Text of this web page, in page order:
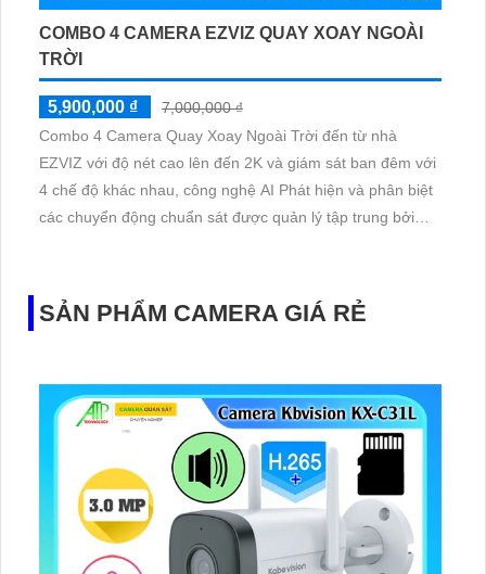
COMBO 4 CAMERA EZVIZ QUAY XOAY NGOÀI
TRỜI
5,900,000 ₫
7,000,000 ₫
Combo 4 Camera Quay Xoay Ngoài Trời đến từ nhà
EZVIZ với độ nét cao lên đến 2K và giám sát ban đêm với
4 chế độ khác nhau, công nghệ AI Phát hiện và phân biệt
các chuyển động chuẩn sát được quản lý tập trung bởi
SẢN PHẨM CAMERA GIÁ RẺ